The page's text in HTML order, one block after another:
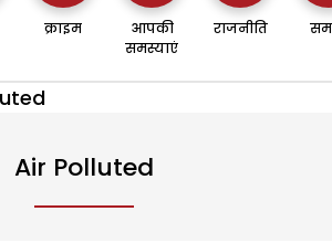
क्राइम
आपकी
समस्याएं
राजनीति
Air Polluted